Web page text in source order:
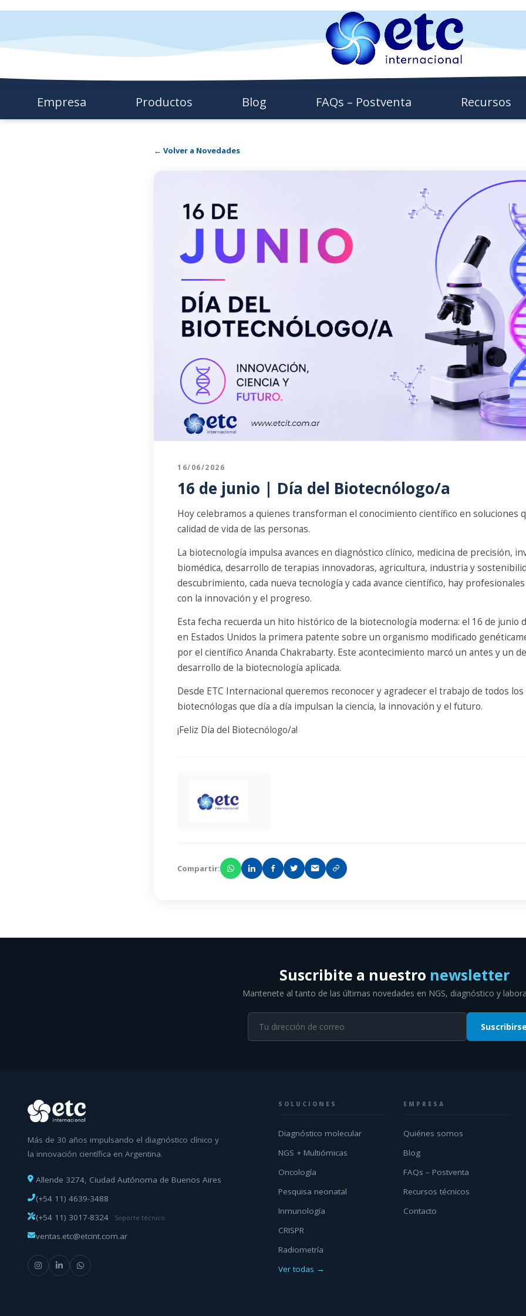
Empresa Productos Blog FAQs – Postventa Recursos
← Volver a Novedades
16/06/2026
16 de junio | Día del Biotecnólogo/a
Hoy celebramos a quienes transforman el conocimiento científico en soluciones
calidad de vida de las personas.
La biotecnología impulsa avances en diagnóstico clínico, medicina de precisión,
biomédica, desarrollo de terapias innovadoras, agricultura, industria y
descubrimiento, cada nueva tecnología y cada avance científico, hay
con la innovación y el progreso.
Esta fecha recuerda un hito histórico de la biotecnología moderna: el 16 de junio
en Estados Unidos la primera patente sobre un organismo modificado
por el científico Ananda Chakrabarty. Este acontecimiento marcó un antes y un
desarrollo de la biotecnología aplicada.
Desde ETC Internacional queremos reconocer y agradecer el trabajo de todos
biotecnólogas que día a día impulsan la ciencia, la innovación y el futuro.
¡Feliz Día del Biotecnólogo/a!
Compartir:
Suscribite a nuestro newsletter
Mantenete al tanto de las últimas novedades en NGS, diagnóstico y
Suscribirse
Más de 30 años impulsando el diagnóstico clínico y
la innovación científica en Argentina.
Allende 3274, Ciudad Autónoma de Buenos Aires
(+54 11) 4639-3488
(+54 11) 3017-8324
Soporte técnico
ventas.etc@etcint.com.ar
SOLUCIONES
Diagnóstico molecular
NGS + Multiómicas
Oncología
Pesquisa neonatal
Inmunología
CRISPR
Radiometría
Ver todas →
EMPRESA
Quiénes somos
Blog
FAQs – Postventa
Recursos técnicos
Contacto